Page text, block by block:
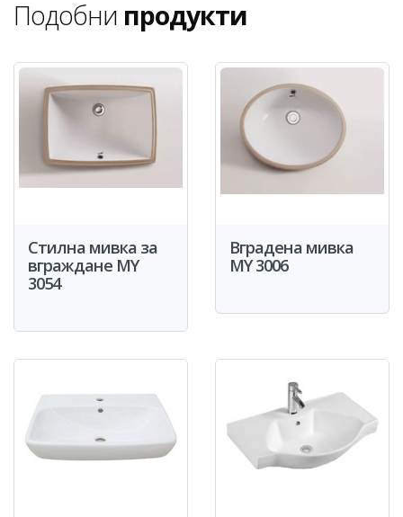
Подобни продукти
Стилна мивка за
вграждане MY
3054
Вградена мивка
MY 3006